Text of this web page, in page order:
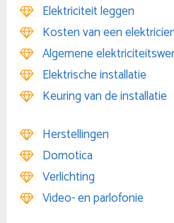
Elektriciteit leggen
Kosten van een
Algemene
Elektrische installatie
Keuring van de installatie
Herstellingen
Domotica
Verlichting
Video- en parlofonie